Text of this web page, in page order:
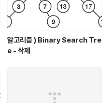
알고리즘 ) Binary Search Tre
e - 삭제